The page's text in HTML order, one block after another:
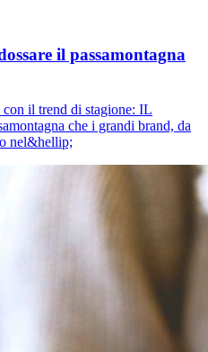
il passamontagna
con il trend di stagione: IL
che i grandi brand, da
nel&hellip;